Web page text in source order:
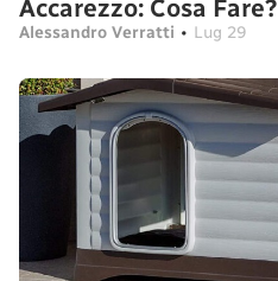
Accarezzo: Cosa Fare?
Alessandro Verratti • Lug 29